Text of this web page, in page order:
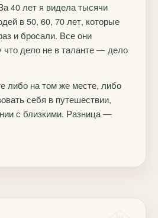
40 лет я видела тысячи
в 50, 60, 70 лет, которые
и бросали. Все они
что дело не в таланте — дело
либо на том же месте, либо
себя в путешествии,
с близкими. Разница —